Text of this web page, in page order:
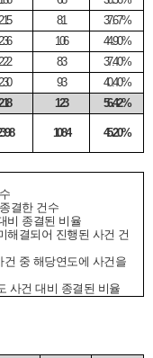
81
37.67%
106
44.90%
83
37.40%
93
40.40%
123 56.42%
1084 45.20%
결한 건수
비 종결된 비율
해결되어 진행된 사건 건
중 해당연도에 사건을
사건 대비 종결된 비율